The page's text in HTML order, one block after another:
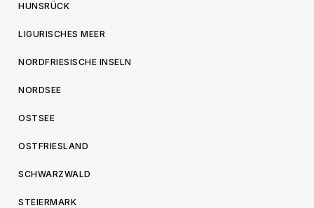
HUNSRÜCK
LIGURISCHES MEER
NORDFRIESISCHE INSELN
NORDSEE
OSTSEE
OSTFRIESLAND
SCHWARZWALD
STEIERMARK